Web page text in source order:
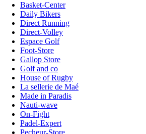
Basket-Center
Daily Bikers
Direct Running
Direct-Volley
Espace Golf
Foot-Store
Gallop Store
Golf and co
House of Rugby
La sellerie de Maé
Made in Paradis
Nauti-wave
On-Fight
Padel-Expert